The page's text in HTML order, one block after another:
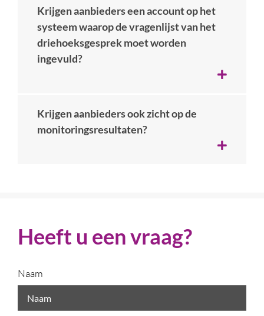
Krijgen aanbieders een account op het
systeem waarop de vragenlijst van het
driehoeksgesprek moet worden
ingevuld?
Krijgen aanbieders ook zicht op de
monitoringsresultaten?
Heeft u een vraag?
Naam